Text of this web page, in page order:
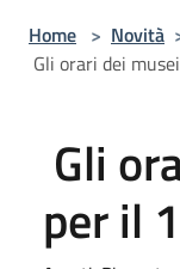
Home > Novità
Gli orari dei
Gli
per il